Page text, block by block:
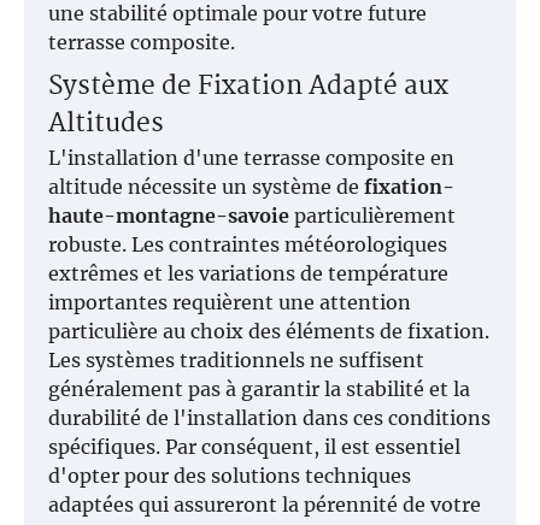
une stabilité optimale pour votre future
terrasse composite.
Système de Fixation Adapté aux
Altitudes
L'installation d'une terrasse composite en
altitude nécessite un système de fixation-
haute-montagne-savoie particulièrement
robuste. Les contraintes météorologiques
extrêmes et les variations de température
importantes requièrent une attention
particulière au choix des éléments de fixation.
Les systèmes traditionnels ne suffisent
généralement pas à garantir la stabilité et la
durabilité de l'installation dans ces conditions
spécifiques. Par conséquent, il est essentiel
d'opter pour des solutions techniques
adaptées qui assureront la pérennité de votre